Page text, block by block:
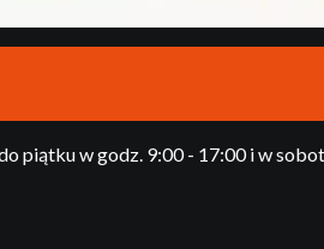
piątku w godz. 9:00 - 17:00 i w